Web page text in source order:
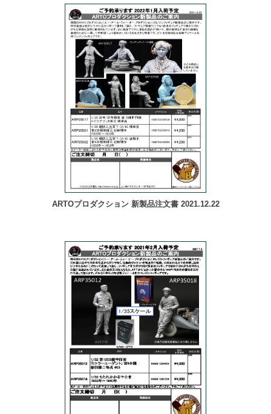
ARTOプロダクション 新製品注文書 2021.12.22